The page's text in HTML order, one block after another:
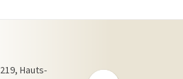
219 Hauts-